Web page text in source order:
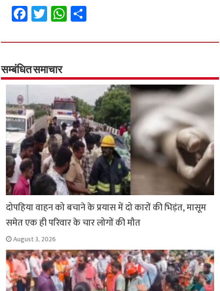
Fa
ce
b
o
o
k
T
wi
tt
er
W
h
at
p
p
ar
सम्बंधित समाचार
दोपहिया वाहन को बचाने के प्रयास में दो कारों की भिड़ंत, मासूम
समेत एक ही परिवार के चार लोगों की मौत
August 3, 2026